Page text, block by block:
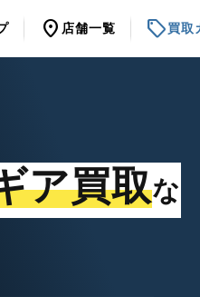
location_on 店舗一覧 sell買取
ア買取な